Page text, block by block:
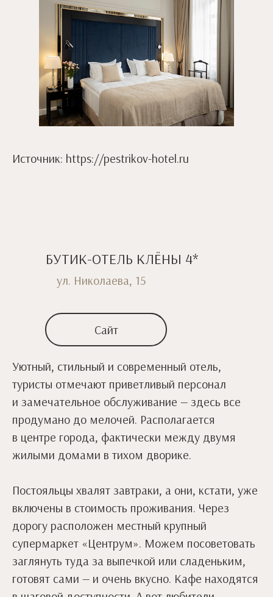
Источник: https://pestrikov-hotel.ru
БУТИК-ОТЕЛЬ КЛЁНЫ 4*
ул. Николаева, 15
Сайт
Уютный, стильный и современный отель,
туристы отмечают приветливый персонал
и замечательное обслуживание — здесь все
продумано до мелочей. Располагается
в центре города, фактически между двумя
жилыми домами в тихом дворике.
Постояльцы хвалят завтраки, а они, кстати, уже
включены в стоимость проживания. Через
дорогу расположен местный крупный
супермаркет «Центрум». Можем посоветовать
заглянуть туда за выпечкой или сладеньким,
готовят сами — и очень вкусно. Кафе находятся